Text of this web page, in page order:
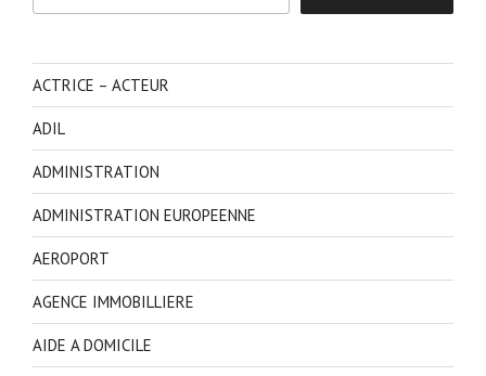
ACTRICE – ACTEUR
ADIL
ADMINISTRATION
ADMINISTRATION EUROPEENNE
AEROPORT
AGENCE IMMOBILLIERE
AIDE A DOMICILE